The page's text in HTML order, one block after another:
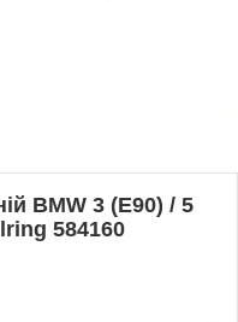
BMW 3 (E90) / 5
584160